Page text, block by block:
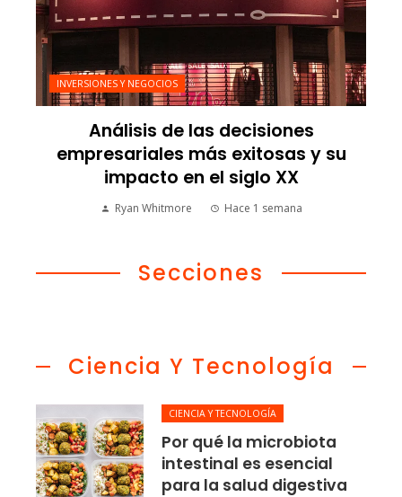
INVERSIONES Y NEGOCIOS
Análisis de las decisiones
empresariales más exitosas y su
impacto en el siglo XX
Ryan Whitmore Hace 1 semana
Secciones
Ciencia Y Tecnología
CIENCIA Y TECNOLOGÍA
Por qué la microbiota
intestinal es esencial
para la salud digestiva